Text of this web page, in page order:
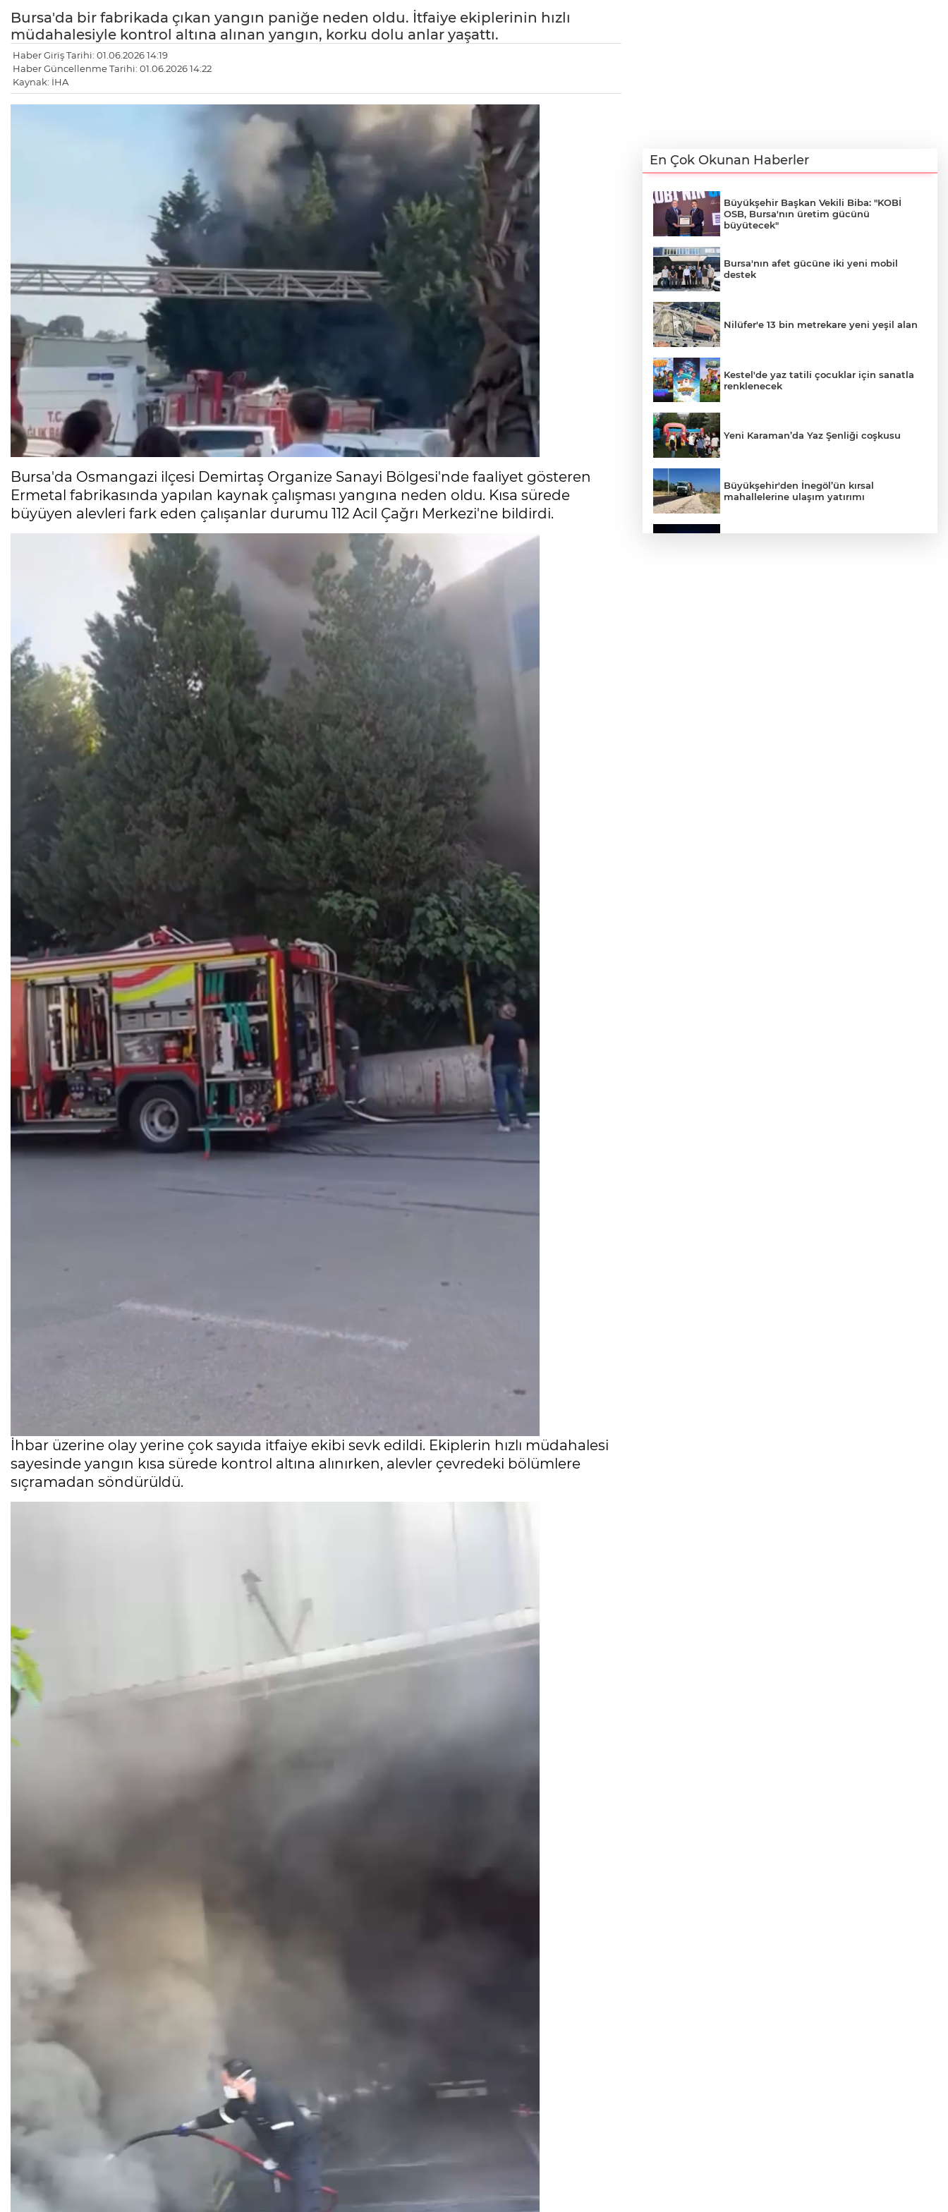
Bursa'da bir fabrikada çıkan yangın paniğe neden oldu. İtfaiye ekiplerinin hızlı
müdahalesiyle kontrol altına alınan yangın, korku dolu anlar yaşattı.
Haber Giriş Tarihi: 01.06.2026 14:19
Haber Güncellenme Tarihi: 01.06.2026 14:22
Kaynak: İHA
Bursa'da Osmangazi ilçesi Demirtaş Organize Sanayi Bölgesi'nde faaliyet gösteren
Ermetal fabrikasında yapılan kaynak çalışması yangına neden oldu. Kısa sürede
büyüyen alevleri fark eden çalışanlar durumu 112 Acil Çağrı Merkezi'ne bildirdi.
İhbar üzerine olay yerine çok sayıda itfaiye ekibi sevk edildi. Ekiplerin hızlı müdahalesi
sayesinde yangın kısa sürede kontrol altına alınırken, alevler çevredeki bölümlere
sıçramadan söndürüldü.
En Çok Okunan Haberler
Büyükşehir Başkan Vekili Biba: "KOBİ
OSB, Bursa'nın üretim gücünü
büyütecek"
Bursa'nın afet gücüne iki yeni mobil
destek
Nilüfer'e 13 bin metrekare yeni yeşil alan
Kestel'de yaz tatili çocuklar için sanatla
renklenecek
Yeni Karaman’da Yaz Şenliği coşkusu
Büyükşehir'den İnegöl’ün kırsal
mahallelerine ulaşım yatırımı